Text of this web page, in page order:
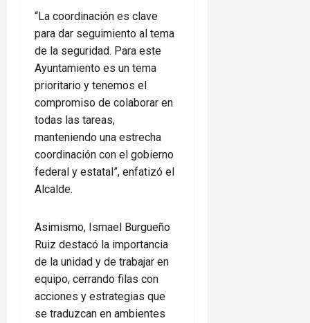
“La coordinación es clave
para dar seguimiento al tema
de la seguridad. Para este
Ayuntamiento es un tema
prioritario y tenemos el
compromiso de colaborar en
todas las tareas,
manteniendo una estrecha
coordinación con el gobierno
federal y estatal”, enfatizó el
Alcalde.
Asimismo, Ismael Burgueño
Ruiz destacó la importancia
de la unidad y de trabajar en
equipo, cerrando filas con
acciones y estrategias que
se traduzcan en ambientes